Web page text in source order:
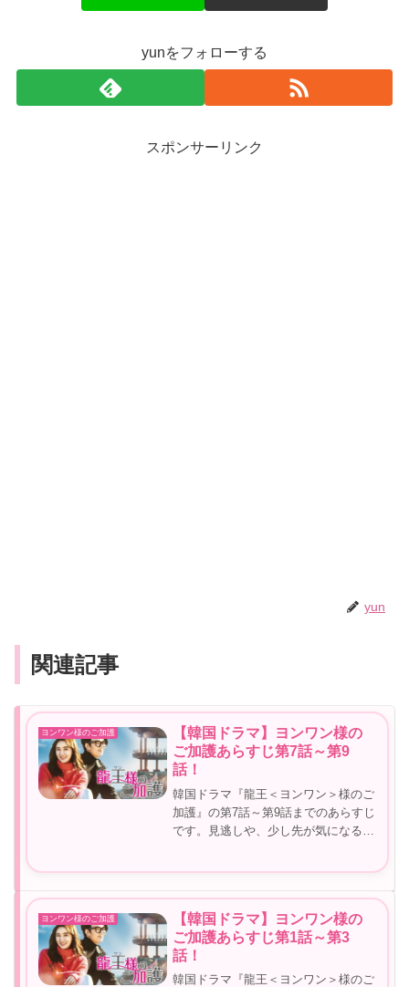
yunをフォローする
スポンサーリンク
yun
関連記事
ヨンワン様のご加護
【韓国ドラマ】ヨンワン様の
ご加護あらすじ第7話～第9
話！
韓国ドラマ『龍王＜ヨンワン＞様のご
加護』の第7話～第9話までのあらすじ
です。見逃しや、少し先が気になる方
7話あらすじ公募展の審査の日出か...
ヨンワン様のご加護
【韓国ドラマ】ヨンワン様の
ご加護あらすじ第1話～第3
話！
韓国ドラマ『龍王＜ヨンワン＞様のご